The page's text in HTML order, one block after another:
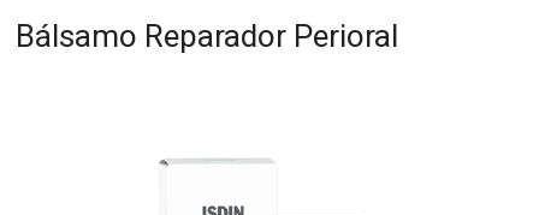
Bálsamo Reparador Perioral